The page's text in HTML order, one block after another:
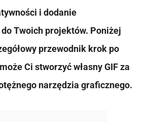
i dodanie
Twoich projektów. Poniżej
przewodnik krok po
Ci stworzyć własny GIF za
narzędzia graficznego.